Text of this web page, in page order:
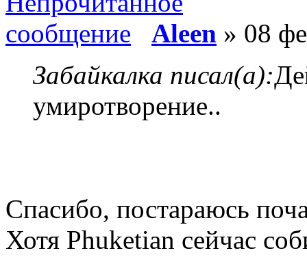
Aleen » 08
Забайкалка писал(а):
умиротворение..
Спасибо, постараюсь
Хотя Phuketian сейчас